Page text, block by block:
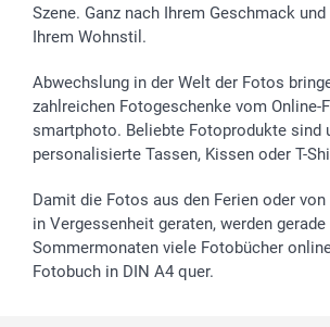
Szene. Ganz nach Ihrem Geschmack
Ihrem Wohnstil.
Abwechslung in der Welt der Fotos
zahlreichen Fotogeschenke vom Online-
smartphoto. Beliebte Fotoprodukte sind
personalisierte Tassen, Kissen oder T-
Damit die Fotos aus den Ferien oder
in Vergessenheit geraten, werden gerade
Sommermonaten viele Fotobücher
Fotobuch in DIN A4 quer.